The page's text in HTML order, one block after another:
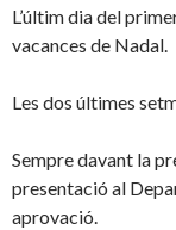
L’últim dia del
vacances de Nadal.
Les dos últimes
Sempre davant la
presentació al
aprovació.